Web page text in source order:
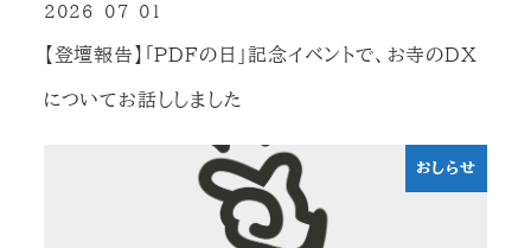
【登壇報告】「PDFの日」記念イベントで、お寺のDX
についてお話ししました
2026-07-01
おしらせ